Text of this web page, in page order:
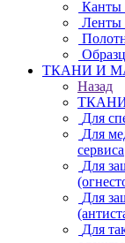
Канты
Ленты
ТКАНИ И
Назад
Для
Для
сервиса
Для
Для
Для